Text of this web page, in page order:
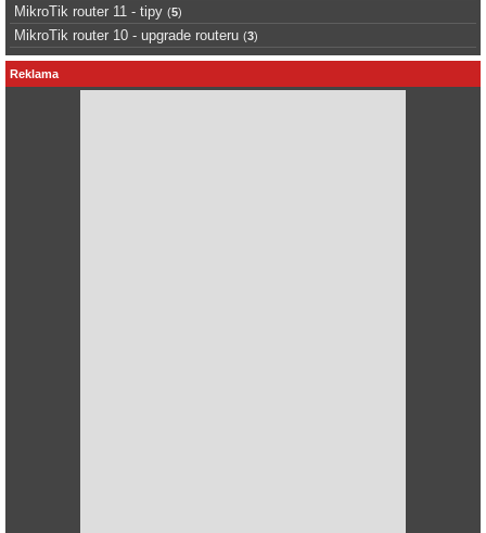
MikroTik router 11 - tipy (5)
MikroTik router 10 - upgrade routeru (3)
Reklama